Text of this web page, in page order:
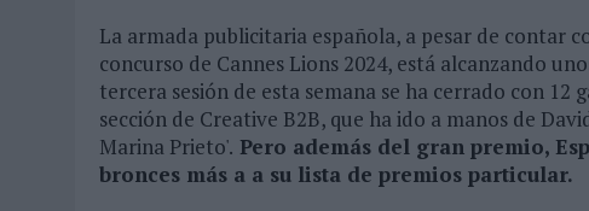
La armada publicitaria española, a pesar de contar
concurso de Cannes Lions 2024, está alcanzando
tercera sesión de esta semana se ha cerrado con
sección de Creative B2B, que ha ido a manos de
Marina Prieto'. Pero además del gran premio,
bronces más a a su lista de premios particular.